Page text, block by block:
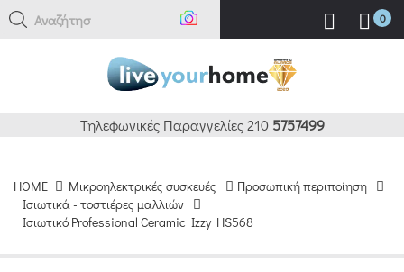
Αναζήτηση 0
Τηλεφωνικές Παραγγελίες 210 5757499
HOME Μικροηλεκτρικές συσκευές
Προσωπική περιποίηση
Ισιωτικά - τοστιέρες μαλλιών
Ισιωτικό Professional Ceramic Izzy HS568